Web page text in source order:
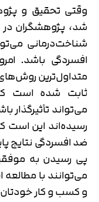
وقتی تحقیق و
شد، پژوهشگران
شناخت‌درمانی
افسردگی باشد.
متداول‌ترین
ثابت شده است که
می‌تواند
رسیده‌اند این است
ضد افسردگی نتایج
پی رسیدن به
می‌توانند با مطالعه
و کسب و کار